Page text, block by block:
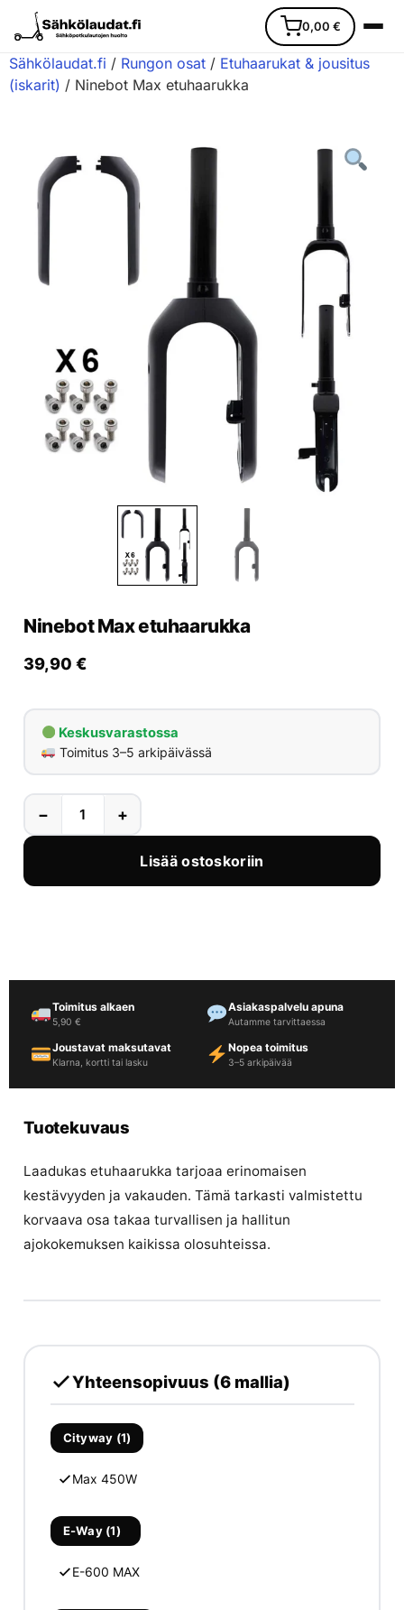
0,00 €
Etusivu
Ajoneuvot
Varaosat
Huoltopalvelu
Yrityksille
Varaa huolto
Sähkölaudat.fi / Rungon osat / Etuhaarukat & jousitus
(iskarit) / Ninebot Max etuhaarukka
Ninebot Max etuhaarukka
39,90 €
Keskusvarastossa
Toimitus 3–5 arkipäivässä
− +
Lisää ostoskoriin
Toimitus alkaen
5,90 €
Asiakaspalvelu apuna
Autamme tarvittaessa
Joustavat maksutavat
Klarna, kortti tai lasku
Nopea toimitus
3–5 arkipäivää
Tuotekuvaus
Laadukas etuhaarukka tarjoaa erinomaisen
kestävyyden ja vakauden. Tämä tarkasti valmistettu
korvaava osa takaa turvallisen ja hallitun
ajokokemuksen kaikissa olosuhteissa.
Yhteensopivuus (6 mallia)
Cityway (1)
Max 450W
E-Way (1)
E-600 MAX